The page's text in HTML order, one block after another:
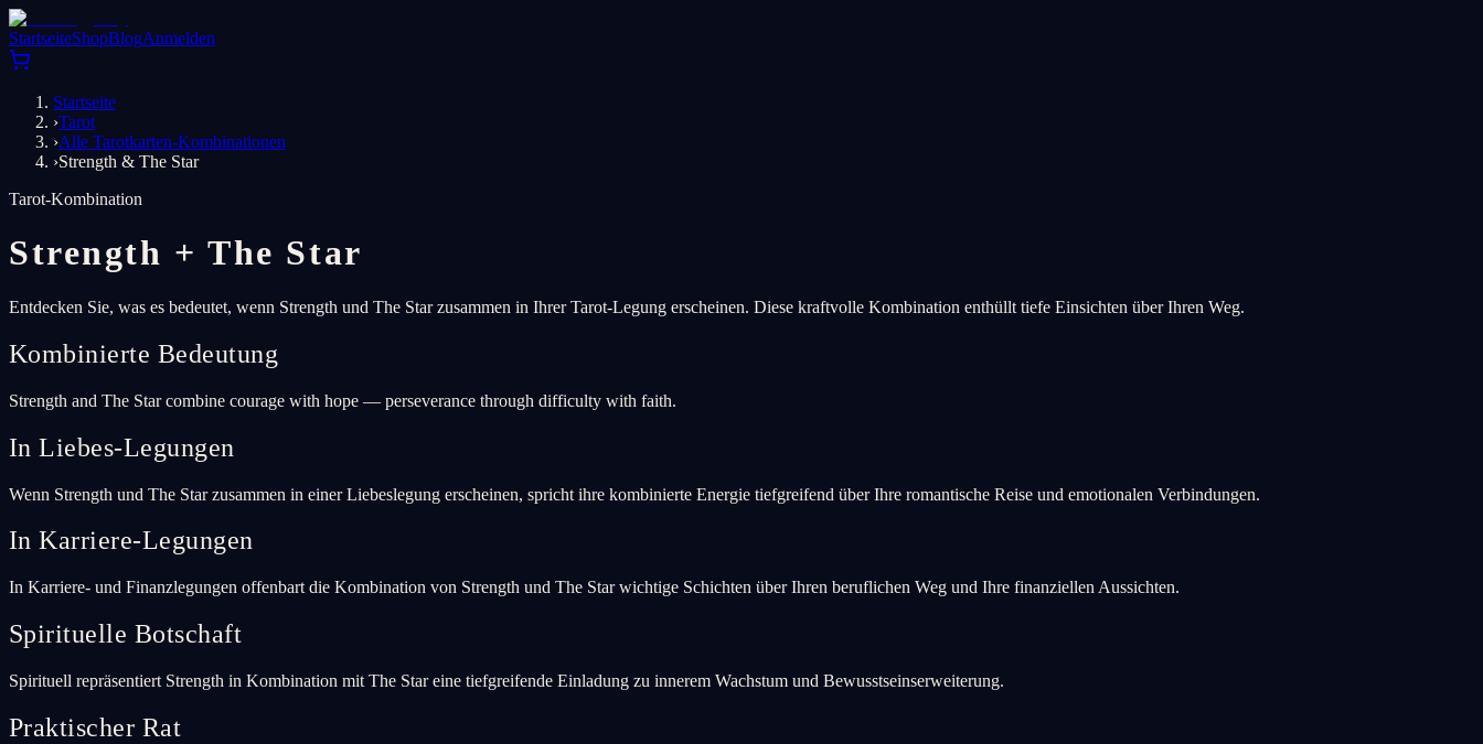
StartseiteShopBlogAnmelden
Startseite
›Tarot
›Alle Tarotkarten-Kombinationen
›Strength & The Star
Tarot-Kombination
Strength +The Star
Entdecken Sie, was es bedeutet, wenn Strength und The Star zusammen in Ihrer Tarot-Legung erscheinen. Diese kraftvolle Kombination enthüllt tiefe Einsichten über Ihren Weg.
Kombinierte Bedeutung
Strength and The Star combine courage with hope — perseverance through difficulty with faith.
In Liebes-Legungen
Wenn Strength und The Star zusammen in einer Liebeslegung erscheinen, spricht ihre kombinierte Energie tiefgreifend über Ihre romantische Reise und emotionalen Verbindungen.
In Karriere-Legungen
In Karriere- und Finanzlegungen offenbart die Kombination von Strength und The Star wichtige Schichten über Ihren beruflichen Weg und Ihre finanziellen Aussichten.
Spirituelle Botschaft
Spirituell repräsentiert Strength in Kombination mit The Star eine tiefgreifende Einladung zu innerem Wachstum und Bewusstseinserweiterung.
Praktischer Rat